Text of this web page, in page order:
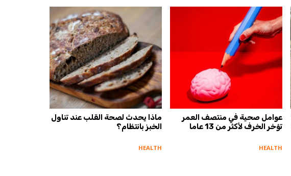
ماذا يحدث لصحة القلب عند تناول
الخبز بانتظام؟
HEALTH
عوامل صحية في منتصف العمر
تؤخر الخرف لأكثر من 13 عاما
HEALTH